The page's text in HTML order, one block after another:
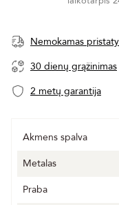
Nemokamas
30 dienų grąžinimas
2 metų garantija
Akmens spalva
Metalas
Praba